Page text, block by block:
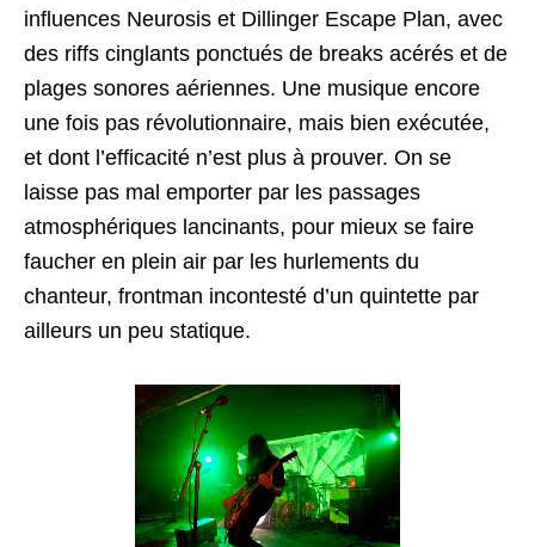
influences Neurosis et Dillinger Escape Plan, avec
des riffs cinglants ponctués de breaks acérés et de
plages sonores aériennes. Une musique encore
une fois pas révolutionnaire, mais bien exécutée,
et dont l’efficacité n’est plus à prouver. On se
laisse pas mal emporter par les passages
atmosphériques lancinants, pour mieux se faire
faucher en plein air par les hurlements du
chanteur, frontman incontesté d’un quintette par
ailleurs un peu statique.